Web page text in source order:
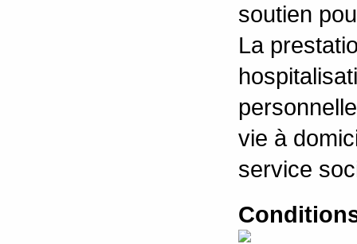
soutien
La
vie à
service